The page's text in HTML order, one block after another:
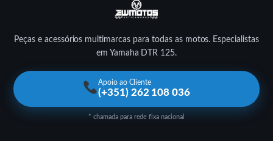
Peças e acessórios multimarcas para todas as motos. Especialistas
em Yamaha DTR 125.
Apoio ao Cliente
(+351) 262 108 036
* chamada para rede fixa nacional